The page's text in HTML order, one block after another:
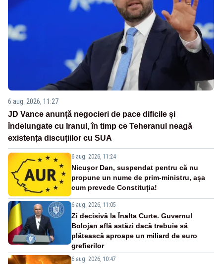
6 aug. 2026, 11:27
JD Vance anunță negocieri de pace dificile și
îndelungate cu Iranul, în timp ce Teheranul neagă
existența discuțiilor cu SUA
6 aug. 2026, 11:24
Nicușor Dan, suspendat pentru că nu
propune un nume de prim-ministru, așa
cum prevede Constituția!
6 aug. 2026, 11:05
Zi decisivă la Înalta Curte. Guvernul
Bolojan află astăzi dacă trebuie să
plătească aproape un miliard de euro
grefierilor
6 aug. 2026, 10:47